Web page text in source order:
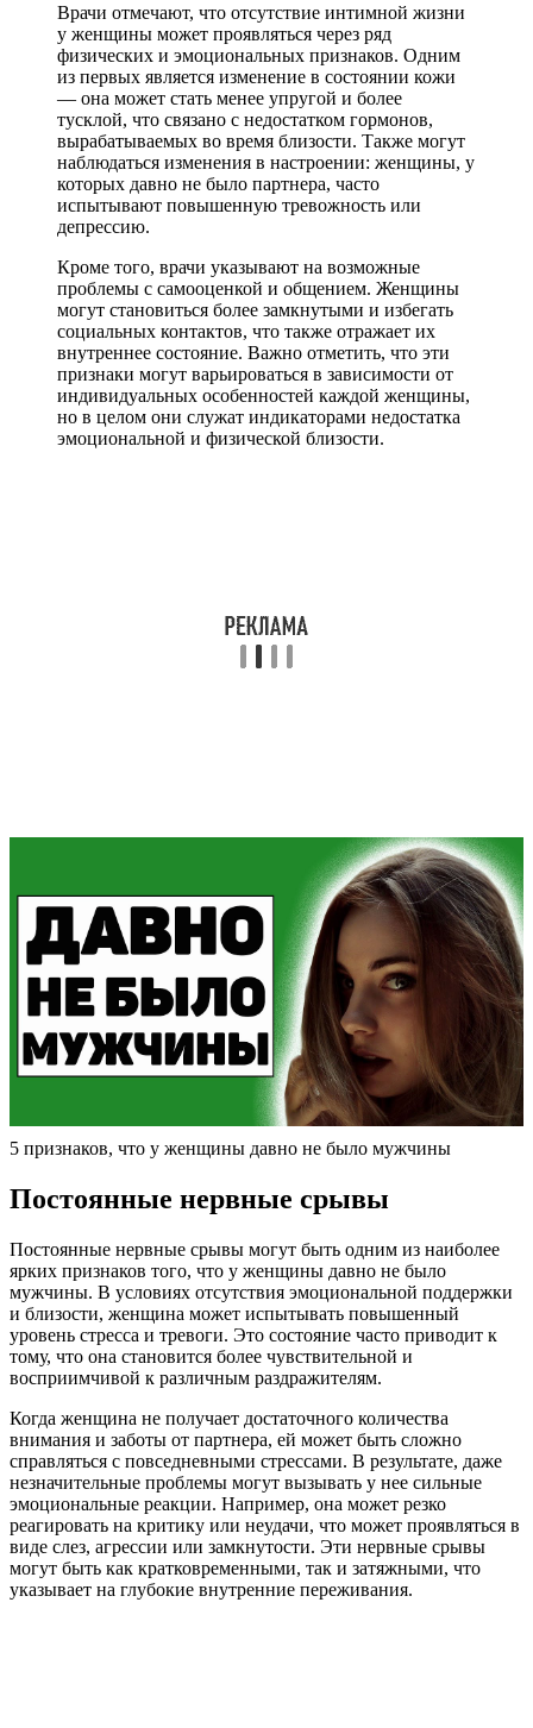
Врачи отмечают, что отсутствие интимной жизни
у женщины может проявляться через ряд
физических и эмоциональных признаков. Одним
из первых является изменение в состоянии кожи
— она может стать менее упругой и более
тусклой, что связано с недостатком гормонов,
вырабатываемых во время близости. Также могут
наблюдаться изменения в настроении: женщины, у
которых давно не было партнера, часто
испытывают повышенную тревожность или
депрессию.
Кроме того, врачи указывают на возможные
проблемы с самооценкой и общением. Женщины
могут становиться более замкнутыми и избегать
социальных контактов, что также отражает их
внутреннее состояние. Важно отметить, что эти
признаки могут варьироваться в зависимости от
индивидуальных особенностей каждой женщины,
но в целом они служат индикаторами недостатка
эмоциональной и физической близости.
5 признаков, что у женщины давно не было мужчины
Постоянные нервные срывы
Постоянные нервные срывы могут быть одним из наиболее
ярких признаков того, что у женщины давно не было
мужчины. В условиях отсутствия эмоциональной поддержки
и близости, женщина может испытывать повышенный
уровень стресса и тревоги. Это состояние часто приводит к
тому, что она становится более чувствительной и
восприимчивой к различным раздражителям.
Когда женщина не получает достаточного количества
внимания и заботы от партнера, ей может быть сложно
справляться с повседневными стрессами. В результате, даже
незначительные проблемы могут вызывать у нее сильные
эмоциональные реакции. Например, она может резко
реагировать на критику или неудачи, что может проявляться в
виде слез, агрессии или замкнутости. Эти нервные срывы
могут быть как кратковременными, так и затяжными, что
указывает на глубокие внутренние переживания.